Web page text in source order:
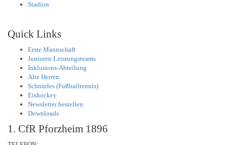
Stadion
Quick Links
Erste Mannschaft
Junioren Leistungsteams
Inklusions-Abteilung
Alte Herren
Schnürles (Fußballtennis)
Eishockey
Newsletter bestellen
Downloads
1. CfR Pforzheim 1896